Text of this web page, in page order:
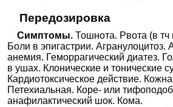
Передозировка
Симптомы.Тошнота. Рвота (в
Боли в эпигастрии. Агранулоцитоз.
анемия. Геморрагический диатез.
в ушах. Клонические и тонические
Кардиотоксическое действие.
Петехиальная. Коре- или
анафилактический шок. Кома.